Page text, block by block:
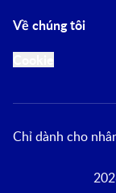
Về chúng tôi
Chỉ dành cho